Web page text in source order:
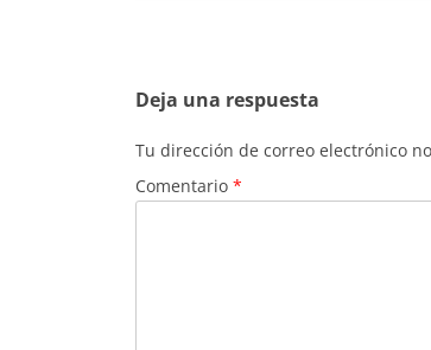
Deja una respuesta
Tu dirección de correo electrónico
Comentario *